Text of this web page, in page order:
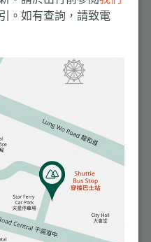
年)
。如有查詢，請致電